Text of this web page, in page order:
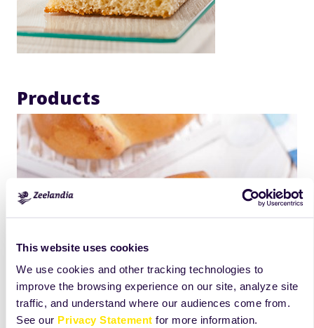
This website uses cookies
We use cookies and other tracking technologies to
improve the browsing experience on our site, analyze site
traffic, and understand where our audiences come from.
See our Privacy Statement for more information.
Products